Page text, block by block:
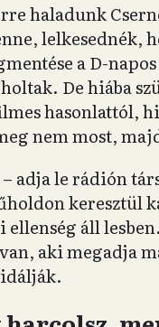
haladunk
lelkesednék,
a D-
De hiába
hasonlattól,
nem most,
– adja le rádión
keresztül
áll
aki megadja